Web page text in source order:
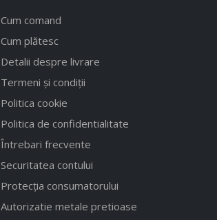
Cum comand
Cum plătesc
Detalii despre livrare
Termeni și condiții
Politica cookie
Politica de confidentialitate
Întrebari frecvente
Securitatea contului
Protecția consumatorului
Autorizatie metale pretioase